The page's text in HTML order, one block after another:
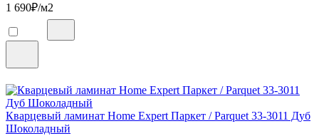
1 690₽/м2
Кварцевый ламинат Home Expert Паркет / Parquet 33-3011 Дуб
Шоколадный